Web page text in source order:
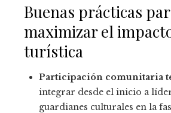
Buenas prácticas
maximizar el
turística
Participación comunitaria
integrar desde el inicio a
guardianes culturales en la